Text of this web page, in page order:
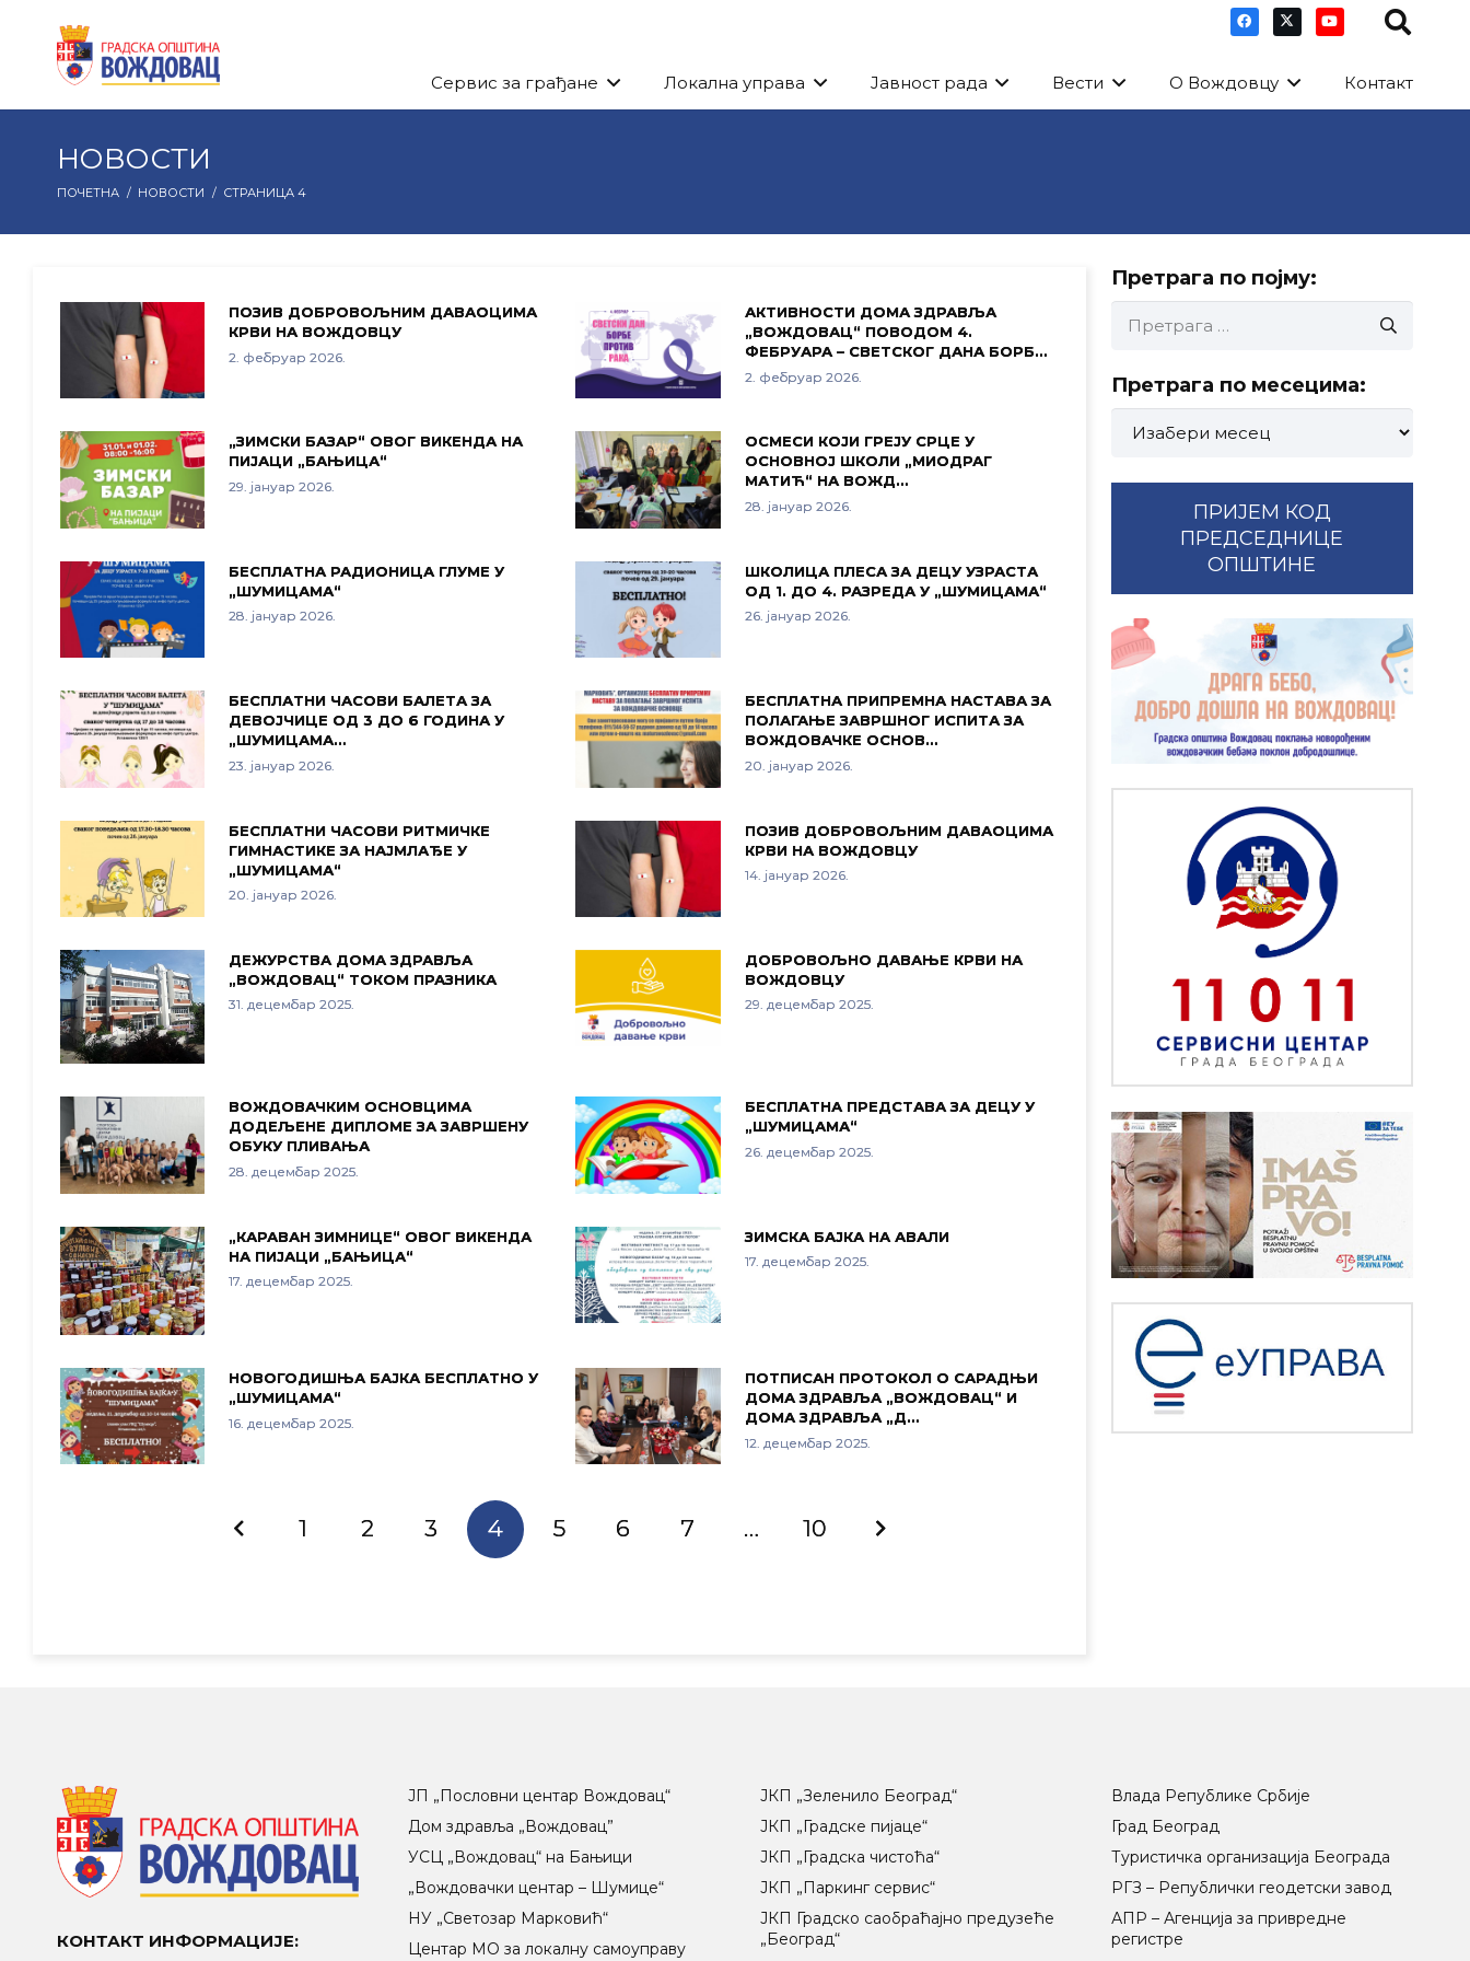
Сервис за грађане Локална управа Јавност рада Вести О Вождовцу Контакт
НОВОСТИ
ПОЧЕТНА / НОВОСТИ / СТРАНИЦА 4
ПОЗИВ ДОБРОВОЉНИМ ДАВАОЦИМА
КРВИ НА ВОЖДОВЦУ
2. фебруар 2026.
АКТИВНОСТИ ДОМА ЗДРАВЉА
„ВОЖДОВАЦ“ ПОВОДОМ 4.
ФЕБРУАРА – СВЕТСКОГ ДАНА БОРБ…
2. фебруар 2026.
„ЗИМСКИ БАЗАР“ ОВОГ ВИКЕНДА НА
ПИЈАЦИ „БАЊИЦА“
29. јануар 2026.
ОСМЕСИ КОЈИ ГРЕЈУ СРЦЕ У
ОСНОВНОЈ ШКОЛИ „МИОДРАГ
МАТИЋ“ НА ВОЖД…
28. јануар 2026.
БЕСПЛАТНА РАДИОНИЦА ГЛУМЕ У
„ШУМИЦАМА“
28. јануар 2026.
ШКОЛИЦА ПЛЕСА ЗА ДЕЦУ УЗРАСТА
ОД 1. ДО 4. РАЗРЕДА У „ШУМИЦАМА“
26. јануар 2026.
БЕСПЛАТНИ ЧАСОВИ БАЛЕТА ЗА
ДЕВОЈЧИЦЕ ОД 3 ДО 6 ГОДИНА У
„ШУМИЦАМА…
23. јануар 2026.
БЕСПЛАТНА ПРИПРЕМНА НАСТАВА ЗА
ПОЛАГАЊЕ ЗАВРШНОГ ИСПИТА ЗА
ВОЖДОВАЧКЕ ОСНОВ…
20. јануар 2026.
БЕСПЛАТНИ ЧАСОВИ РИТМИЧКЕ
ГИМНАСТИКЕ ЗА НАЈМЛАЂЕ У
„ШУМИЦАМА“
20. јануар 2026.
ПОЗИВ ДОБРОВОЉНИМ ДАВАОЦИМА
КРВИ НА ВОЖДОВЦУ
14. јануар 2026.
ДЕЖУРСТВА ДОМА ЗДРАВЉА
„ВОЖДОВАЦ“ ТОКОМ ПРАЗНИКА
31. децембар 2025.
ДОБРОВОЉНО ДАВАЊЕ КРВИ НА
ВОЖДОВЦУ
29. децембар 2025.
ВОЖДОВАЧКИМ ОСНОВЦИМА
ДОДЕЉЕНЕ ДИПЛОМЕ ЗА ЗАВРШЕНУ
ОБУКУ ПЛИВАЊА
28. децембар 2025.
БЕСПЛАТНА ПРЕДСТАВА ЗА ДЕЦУ У
„ШУМИЦАМА“
26. децембар 2025.
„КАРАВАН ЗИМНИЦЕ“ ОВОГ ВИКЕНДА
НА ПИЈАЦИ „БАЊИЦА“
17. децембар 2025.
ЗИМСКА БАЈКА НА АВАЛИ
17. децембар 2025.
НОВОГОДИШЊА БАЈКА БЕСПЛАТНО У
„ШУМИЦАМА“
16. децембар 2025.
ПОТПИСАН ПРОТОКОЛ О САРАДЊИ
ДОМА ЗДРАВЉА „ВОЖДОВАЦ“ И
ДОМА ЗДРАВЉА „Д…
12. децембар 2025.
1 2 3 4 5 6 7 … 10
Претрага по појму:
за:
Претрага по месецима:
ПРИЈЕМ КОД
ПРЕДСЕДНИЦЕ
ОПШТИНЕ
КОНТАКТ ИНФОРМАЦИЈЕ:
ЈП „Пословни центар Вождовац“
Дом здравља „Вождовац”
УСЦ „Вождовац“ на Бањици
„Вождовачки центар – Шумице“
НУ „Светозар Марковић“
Центар МO за локалну самоуправу
ЈКП „Зеленило Београд“
ЈКП „Градске пијаце“
ЈКП „Градска чистоћа“
ЈКП „Паркинг сервис“
ЈКП Градско саобраћајно предузеће
„Београд“
Влада Републике Србије
Град Београд
Туристичка организација Београда
РГЗ – Републички геодетски завод
АПР – Агенција за привредне
регистре